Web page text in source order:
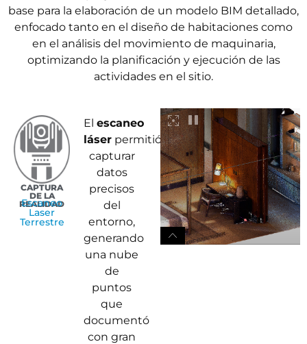
base para la elaboración de un modelo BIM detallado,
enfocado tanto en el diseño de habitaciones como
en el análisis del movimiento de maquinaria,
optimizando la planificación y ejecución de las
actividades en el sitio.
CAPTURA
DE LA
REALIDAD
Escaneo
Laser
Terrestre
El escaneo
láser permitió
capturar
datos
precisos
del
entorno,
generando
una nube
de
puntos
que
documentó
con gran